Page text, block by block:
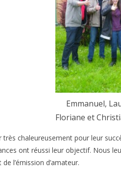
Emmanuel,
Floriane et
très chaleureusement pour leur
ont réussi leur objectif. Nous
l’émission d’amateur.